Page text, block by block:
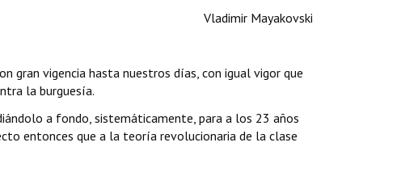
Vladimir Mayakovski
gran vigencia hasta nuestros días, con igual vigor que
la burguesía.
a fondo, sistemáticamente, para a los 23 años
entonces que a la teoría revolucionaria de la clase